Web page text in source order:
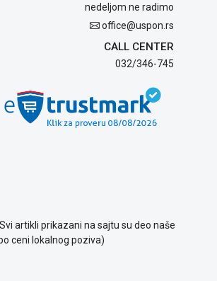
nedeljom ne radimo
office@uspon.rs
CALL CENTER
032/346-745
artikli prikazani na sajtu su deo naše
ceni lokalnog poziva)